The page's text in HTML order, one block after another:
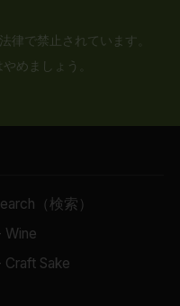
律で禁止されています。
めましょう。
（検索）
Wine
Craft Sake